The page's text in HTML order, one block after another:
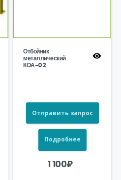
Отбойник
металлический
КОА-02
Отправить запрос
Подробнее
1 100₽